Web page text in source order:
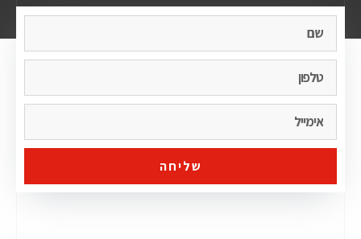
שליחה